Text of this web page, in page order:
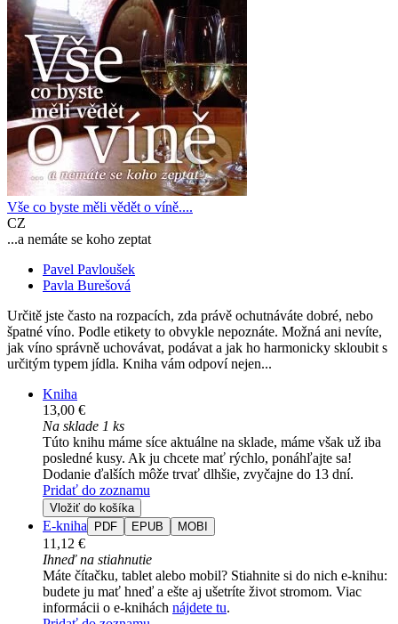
Vše co byste měli vědět o víně....
CZ
...a nemáte se koho zeptat
Pavel Pavloušek
Pavla Burešová
Určitě jste často na rozpacích, zda právě ochutnáváte dobré, nebo
špatné víno. Podle etikety to obvykle nepoznáte. Možná ani nevíte,
jak víno správně uchovávat, podávat a jak ho harmonicky skloubit s
určitým typem jídla. Kniha vám odpoví nejen...
Kniha
13,00 €
Na sklade 1 ks
Túto knihu máme síce aktuálne na sklade, máme však už iba
posledné kusy. Ak ju chcete mať rýchlo, ponáhľajte sa!
Dodanie ďalších môže trvať dlhšie, zvyčajne do 13 dní.
Pridať do zoznamu
Vložiť do košíka
E-kniha PDF EPUB MOBI
11,12 €
Ihneď na stiahnutie
Máte čítačku, tablet alebo mobil? Stiahnite si do nich e-knihu:
budete ju mať hneď a ešte aj ušetríte život stromom. Viac
informácii o e-knihách nájdete tu.